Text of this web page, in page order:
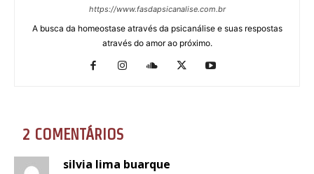
https://www.fasdapsicanalise.com.br
A busca da homeostase através da psicanálise e suas respostas
através do amor ao próximo.
2 COMENTÁRIOS
silvia lima buarque